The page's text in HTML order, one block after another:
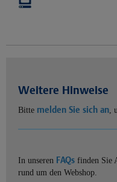
Weitere Hinweise
Bitte melden Sie sich an,
In unseren FAQs finden Sie
rund um den Webshop.